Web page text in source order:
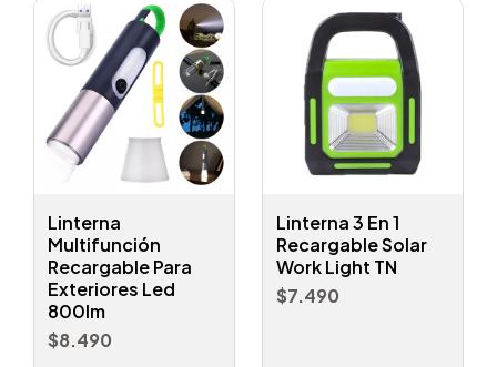
Linterna
Multifunción
Recargable Para
Exteriores Led
800lm
$8.490
Linterna 3 En 1
Recargable Solar
Work Light TN
$7.490